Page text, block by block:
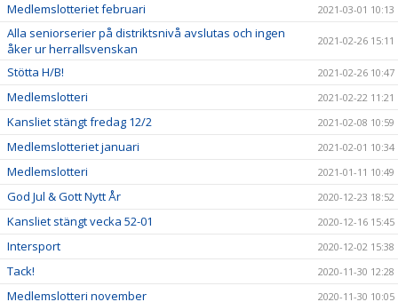
Medlemslotteriet februari 2021-03-01 10:13
Alla seniorserier på distriktsnivå avslutas och ingen
åker ur herrallsvenskan
2021-02-26 15:11
Stötta H/B! 2021-02-26 10:47
Medlemslotteri 2021-02-22 11:21
Kansliet stängt fredag 12/2 2021-02-08 10:59
Medlemslotteriet januari 2021-02-01 10:34
Medlemslotteri 2021-01-11 10:49
God Jul & Gott Nytt År 2020-12-23 18:52
Kansliet stängt vecka 52-01 2020-12-16 15:45
Intersport 2020-12-02 15:38
Tack! 2020-11-30 12:28
Medlemslotteri november 2020-11-30 10:05